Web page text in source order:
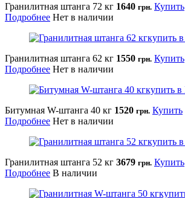
Гранилитная штанга 72 кг 1640 грн. Купить
Подробнее Нет в наличии
Гранилитная штанга 62 кг 1550 грн. Купить
Подробнее Нет в наличии
Битумная W-штанга 40 кг 1520 грн. Купить
Подробнее Нет в наличии
Гранилитная штанга 52 кг 3679 грн. Купить
Подробнее В наличии